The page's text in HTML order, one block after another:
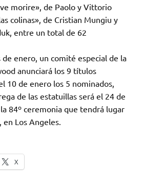
morire», de Paolo y Vittorio
colinas», de Cristian Mungiu y
entre un total de 62
de enero, un comité especial de la
anunciará los 9 títulos
10 de enero los 5 nominados,
de las estatuillas será el 24 de
84º ceremonia que tendrá lugar
Los Angeles.
X